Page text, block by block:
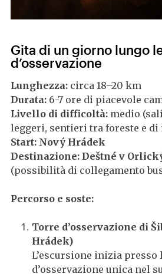
Gita di un giorno lungo
d’osservazione
Lunghezza: circa 18–20 km
Durata: 6-7 ore di piacevole
Livello di difficoltà: medio
leggeri, sentieri tra foreste e di
Start: Nový Hrádek
Destinazione: Deštné v
(possibilità di collegamento
Percorso e soste:
Torre d’osservazione di
Hrádek)
L’escursione inizia presso
d’osservazione unica nel